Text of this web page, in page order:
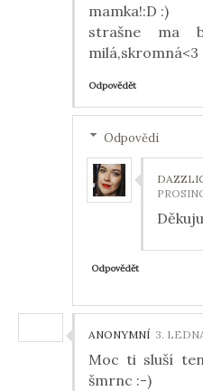
mamka!:D :)
strašne ma
milá,skromná<3
Odpovědět
Odpovědi
Odpovědět
ANONYMNÍ 3.
Moc ti sluší
šmrnc :-)